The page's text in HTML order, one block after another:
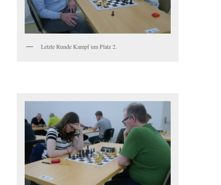
Letzte Runde Kampf um Platz 2.